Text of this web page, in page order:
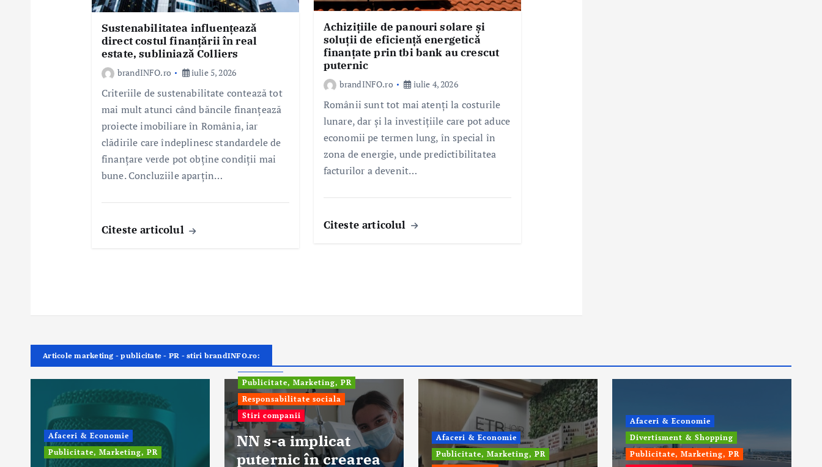
Sustenabilitatea influențează
direct costul finanțării în real
estate, subliniază Colliers
brandINFO.ro iulie 5, 2026
Criteriile de sustenabilitate contează tot
mai mult atunci când băncile finanțează
proiecte imobiliare în România, iar
clădirile care îndeplinesc standardele de
finanțare verde pot obține condiții mai
bune. Concluziile aparțin…
Citeste articolul
Achizițiile de panouri solare și
soluții de eficiență energetică
finanțate prin tbi bank au crescut
puternic
brandINFO.ro iulie 4, 2026
Românii sunt tot mai atenți la costurile
lunare, dar și la investițiile care pot aduce
economii pe termen lung, în special în
zona de energie, unde predictibilitatea
facturilor a devenit…
Citeste articolul
Articole marketing - publicitate - PR - stiri brandINFO.ro:
Afaceri & Economie
Publicitate, Marketing, PR
ONG Info
Publicitate, Marketing, PR
Responsabilitate sociala
Stiri companii
NN s-a implicat
puternic în crearea
Afaceri & Economie
Publicitate, Marketing, PR
Afaceri & Economie
Divertisment & Shopping
Publicitate, Marketing, PR